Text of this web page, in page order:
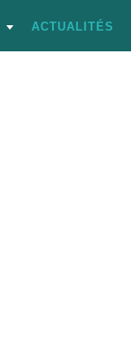
ACTUALITÉS